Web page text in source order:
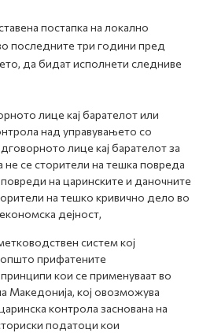
постапка на локално
последните три години пред
да бидат исполнети следниве
лице кај барателот или
над управувањето со
лице кај барателот за
се сторители на тешка повреда
на царинските и даночните
на тешко кривично дело во
дејност,
систем кој
прифатените
кои се применуваат во
Македонија, кој овозможува
контрола заснована на
податоци кои